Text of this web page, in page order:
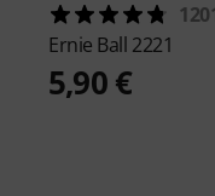
Ernie Ball 2221
5,90 €